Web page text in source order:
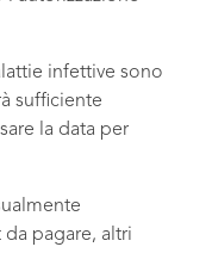
infettive sono
sufficiente
la data per
pagare, altri